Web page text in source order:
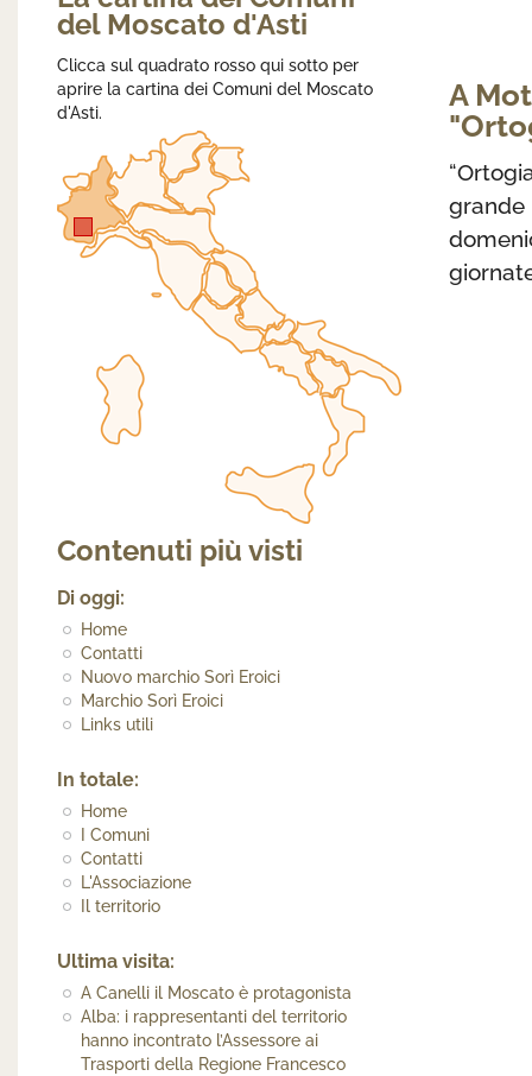
del Moscato d'Asti
Clicca sul quadrato rosso qui sotto per
aprire la cartina dei Comuni del Moscato
d'Asti.
Contenuti più visti
Di oggi:
Home
Contatti
Nuovo marchio Sorì Eroici
Marchio Sorì Eroici
Links utili
In totale:
Home
I Comuni
Contatti
L'Associazione
Il territorio
Ultima visita:
A Canelli il Moscato è protagonista
Alba: i rappresentanti del territorio
hanno incontrato l’Assessore ai
Trasporti della Regione Francesco
A